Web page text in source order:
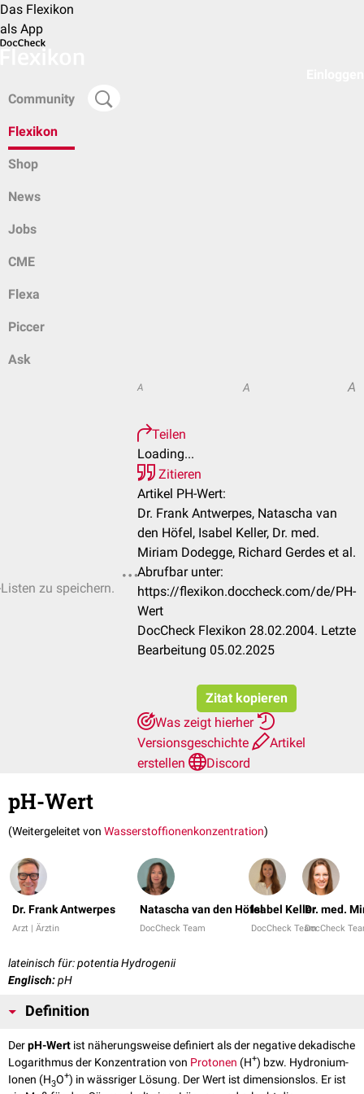
Das Flexikon
als App
Community
Flexikon
Shop
News
Jobs
CME
Flexa
Piccer
Ask
zu speichern.
A A A
Teilen
Loading...
Zitieren
Artikel PH-Wert:
Dr. Frank Antwerpes, Natascha van
den Höfel, Isabel Keller, Dr. med.
Miriam Dodegge, Richard Gerdes et al.
Abrufbar unter:
https://flexikon.doccheck.com/de/PH-
Wert
DocCheck Flexikon 28.02.2004. Letzte
Bearbeitung 05.02.2025
Zitat kopieren
Was zeigt hierher
Versionsgeschichte
Artikel
erstellen
Discord
pH-Wert
(Weitergeleitet von Wasserstoffionenkonzentration)
Dr. Frank Antwerpes
Arzt | Ärztin
Natascha van den Höfel
DocCheck Team
Isabel Keller
DocCheck Team
Dr. med.
DocCheck
lateinisch für: potentia Hydrogenii
Englisch:pH
Definition
DerpH-Wert ist näherungsweise definiert als der negative dekadische
Logarithmus der Konzentration von Protonen (H+) bzw. Hydronium-
Ionen (H3O+) in wässriger Lösung. Der Wert ist dimensionslos. Er ist